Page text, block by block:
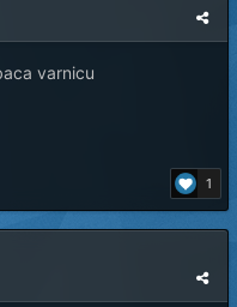
varnicu
1